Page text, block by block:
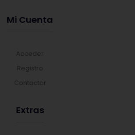
Mi Cuenta
Acceder
Registro
Contactar
Extras